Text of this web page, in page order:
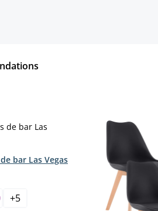
bar Las Vegas
n'est pas disponible pour le moment.)
+5